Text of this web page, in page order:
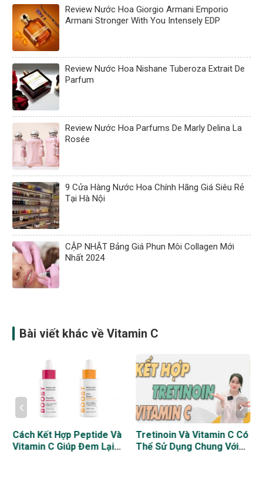
Review Nước Hoa Giorgio Armani Emporio
Armani Stronger With You Intensely EDP
Review Nước Hoa Nishane Tuberoza Extrait De
Parfum
Review Nước Hoa Parfums De Marly Delina La
Rosée
9 Cửa Hàng Nước Hoa Chính Hãng Giá Siêu Rẻ
Tại Hà Nội
CẬP NHẬT Bảng Giá Phun Môi Collagen Mới
Nhất 2024
Bài viết khác về Vitamin C
Cách Kết Hợp Peptide Và
Vitamin C Giúp Đem Lại
Tretinoin Và Vitamin C Có
Thể Sử Dụng Chung Với